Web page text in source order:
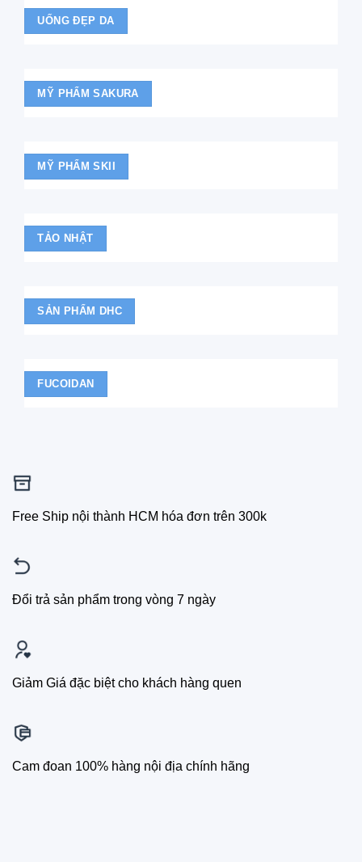
UỐNG ĐẸP DA
MỸ PHẨM SAKURA
MỸ PHẨM SKII
TẢO NHẬT
SẢN PHẨM DHC
FUCOIDAN
Free Ship nội thành HCM hóa đơn trên 300k
Đổi trả sản phẩm trong vòng 7 ngày
Giảm Giá đặc biệt cho khách hàng quen
Cam đoan 100% hàng nội địa chính hãng